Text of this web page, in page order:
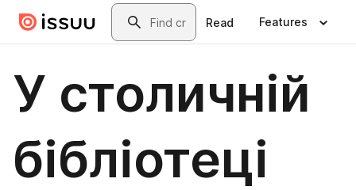
Skip to main contentSearch
Read Features
У столичній
бібліотеці